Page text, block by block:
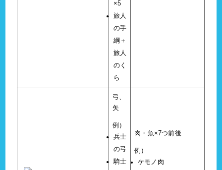
×5
旅人
の手
綱＋
旅人
のく
ら
弓、
矢
例）
兵士
の弓
騎士
肉・魚×7つ前後
例）
ケモノ肉